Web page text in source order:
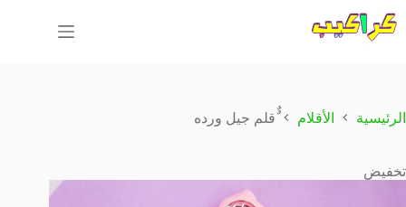
إلى
المحتوى
الرئيسية الأقلام ٌٌقلم جيل ورده
تخفيض